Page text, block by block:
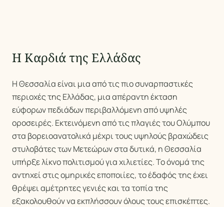
Η Καρδιά της Ελλάδας
Η Θεσσαλία είναι μια από τις πιο συναρπαστικές
περιοχές της Ελλάδας, μια απέραντη έκταση
εύφορων πεδιάδων περιβαλλόμενη από υψηλές
οροσειρές. Εκτεινόμενη από τις πλαγιές του Ολύμπου
στα βορειοανατολικά μέχρι τους υψηλούς βραχώδεις
στυλοβάτες των Μετεώρων στα δυτικά, η Θεσσαλία
υπήρξε λίκνο πολιτισμού για χιλιετίες. Το όνομά της
αντηχεί στις ομηρικές εποποιίες, το έδαφός της έχει
θρέψει αμέτρητες γενιές και τα τοπία της
εξακολουθούν να εκπλήσσουν όλους τους επισκέπτες.